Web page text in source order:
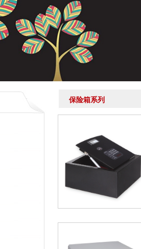
保险箱系列